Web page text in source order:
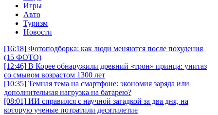
Игры
Авто
Туризм
Новости
[16:18] Фотоподборка: как люди меняются после похудения
(15 ФОТО)
[12:46] В Корее обнаружили древний «трон» принца: унитаз
со смывом возрастом 1300 лет
[10:35] Темная тема на смартфоне: экономия заряда или
дополнительная нагрузка на батарею?
[08:01] ИИ справился с научной загадкой за два дня, на
которую ученые потратили десятилетие